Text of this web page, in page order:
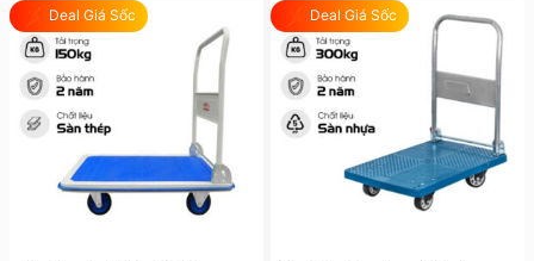
Deal Giá Sốc Deal Giá Sốc